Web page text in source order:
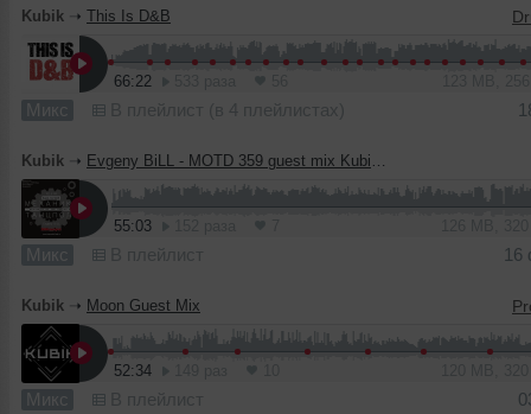
Kubik ➝ This Is D&B
66:22
Микс В плейлист (в 4 плейлистах)
Kubik ➝ Evgeny BiLL - MOTD 359 guest mix Kubik (10.02.2023) MariaFM
55:03
Микс В плейлист 16
Kubik ➝ Moon Guest Mix
52:34
Микс В плейлист